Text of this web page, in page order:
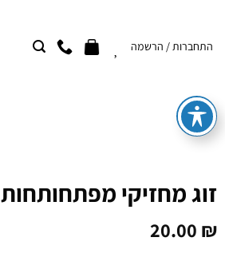
content
התחברות / הרשמה
זוג מחזיקי מפתחותחות BEST BITCHES זהב
20.00 ₪